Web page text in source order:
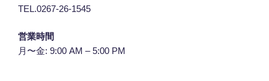
TEL.0267-26-1545
営業時間
月〜金: 9:00 AM – 5:00 PM